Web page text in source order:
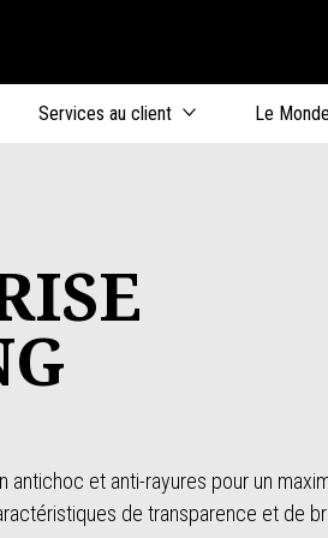
Services au client Le
antichoc et anti-rayures pour un
de transparence et de